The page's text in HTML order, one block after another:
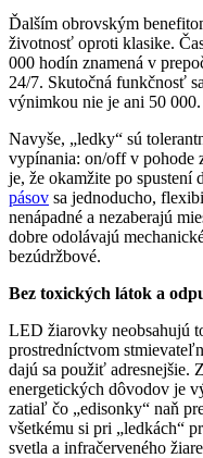
Ďalším obrovským
životnosť oproti klasike.
000 hodín znamená v
24/7. Skutočná funkčnosť
výnimkou nie je ani 50
Navyše, „ledky“ sú
vypínania: on/off v pohode
je, že okamžite po spustení
pásov sa jednoducho,
nenápadné a nezaberajú
dobre odolávajú
bezúdržbové.
Bez toxických látok a
LED žiarovky neobsahujú
prostredníctvom
dajú sa použiť adresnejšie.
energetických dôvodov je
zatiaľ čo „edisonky“ naň
všetkému si pri „ledkách“
svetla a infračerveného